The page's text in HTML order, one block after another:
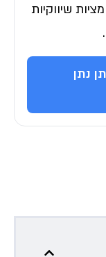
שיווקיות
נתן